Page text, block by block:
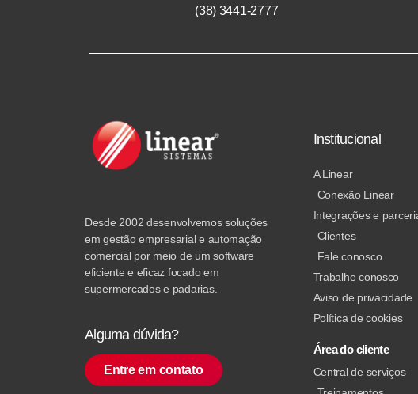
(38) 3441-2777
Desde 2002 desenvolvemos soluções
em gestão empresarial e automação
comercial por meio de um software
eficiente e eficaz focado em
supermercados e padarias.
Alguma dúvida?
Entre em contato
Institucional
A Linear
Conexão Linear
Integrações e
Clientes
Fale conosco
Trabalhe conosco
Aviso de privacidade
Política de cookies
Área do cliente
Central de serviços